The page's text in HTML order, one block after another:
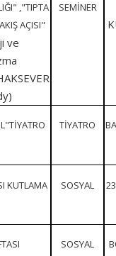
,"TIPTA
AÇISI"
ve
SEMİNER
TİYATRO
KUTLAMA SOSYAL
SOSYAL